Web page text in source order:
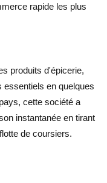
rapide les plus
produits d'épicerie,
en quelques
cette société a
instantanée en tirant
de coursiers.